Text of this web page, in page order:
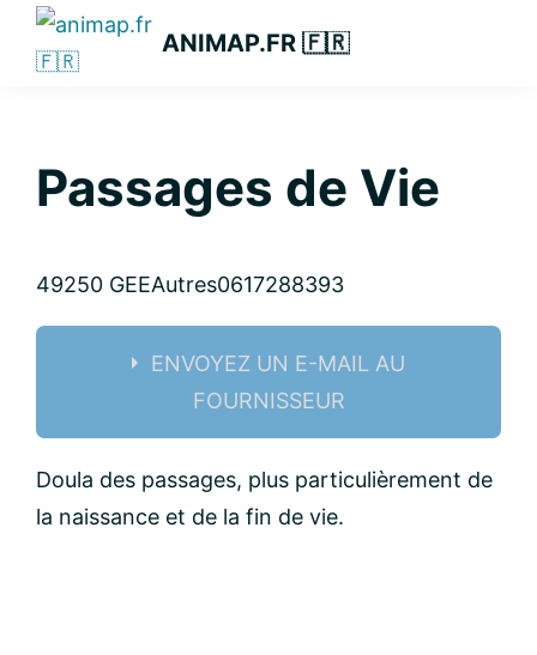
Passer
principale
Passer
Passer
latérale
principale
ANIMAP.FR 🇫🇷
Passages de Vie
49250 GEEAutres0617288393
ENVOYEZ UN E-MAIL AU
FOURNISSEUR
Nom:
Doula des passages, plus particulièrement de
la naissance et de la fin de vie.